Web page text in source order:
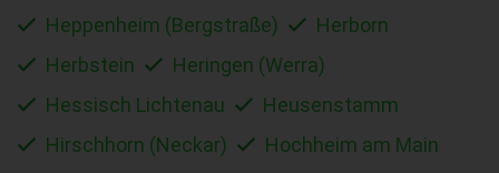
Heppenheim (Bergstraße)
Herborn
Herbstein
Heringen (Werra)
Hessisch Lichtenau
Heusenstamm
Hirschhorn (Neckar)
Hochheim am Main